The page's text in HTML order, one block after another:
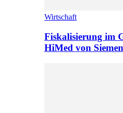
Wirtschaft
Fiskalisierung im
HiMed von